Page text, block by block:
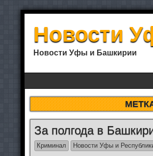
Новости
Новости Уфы и Башкирии
За полгода в
Криминал Новости Уфы и